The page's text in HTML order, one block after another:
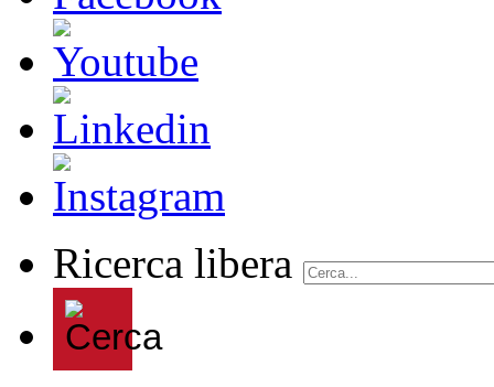
Ricerca libera